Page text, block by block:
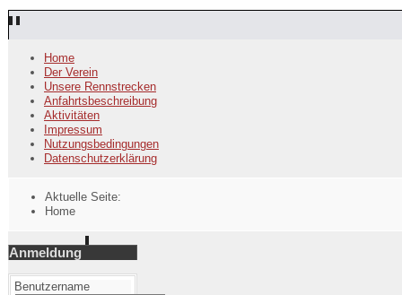
Home
Der Verein
Unsere Rennstrecken
Anfahrtsbeschreibung
Aktivitäten
Impressum
Nutzungsbedingungen
Datenschutzerklärung
Aktuelle Seite:
Home
Anmeldung
Benutzername